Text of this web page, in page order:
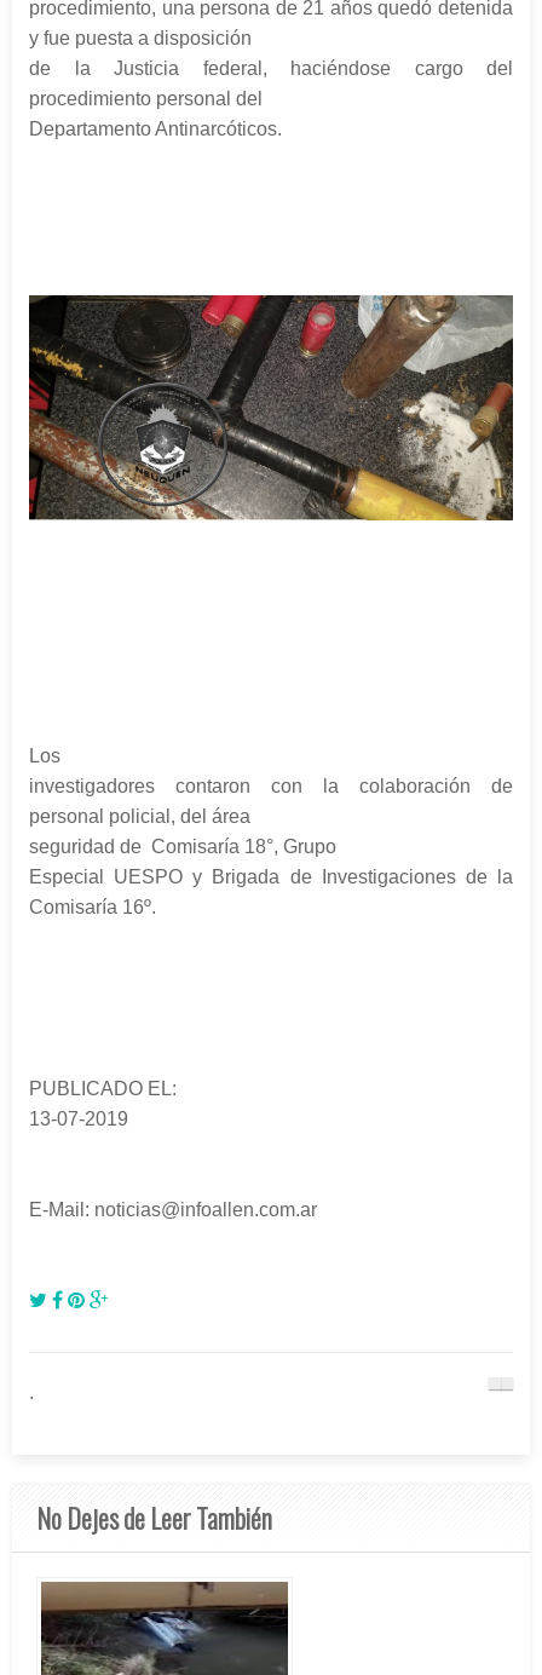
procedimiento, una persona de 21 años quedó detenida
y fue puesta a disposición
de la Justicia federal, haciéndose cargo del
procedimiento personal del
Departamento Antinarcóticos.
Los
investigadores contaron con la colaboración de
personal policial, del área
seguridad de Comisaría 18°, Grupo
Especial UESPO y Brigada de Investigaciones de la
Comisaría 16º.
PUBLICADO EL:
13-07-2019
E-Mail: noticias@infoallen.com.ar
.
No Dejes de Leer También